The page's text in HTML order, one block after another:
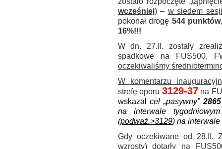
wcześniej) – w siedem sesji
pokonał drogę 544 punktów
16%!!!
W dn. 27.II. zostały
spadkowe na FUS500,
oczekiwaliśmy
W komentarzu
strefę oporu 3129-37na
wskazałcel „pasywny”2865
na interwale
(podważ.>3129) na interwale
Gdy oczekiwane od 28.II.
wzrosty) dotarły na